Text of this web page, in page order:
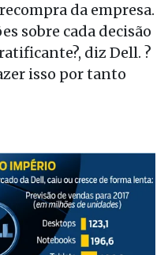
da empresa.
sobre cada decisão
diz Dell. ?
isso por tanto